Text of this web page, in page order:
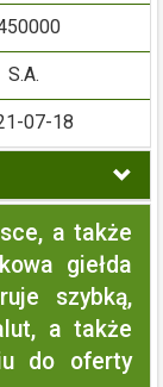
S.A.
07-18
a także
giełda
szybką,
a także
do oferty